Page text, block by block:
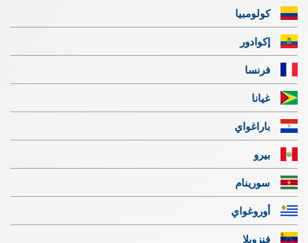
كولومبيا
إكوادور
فرنسا
غيانا
باراغواي
بيرو
سورينام
أوروغواي
فنزويلا